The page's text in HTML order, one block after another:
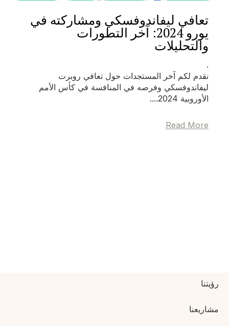
تعافي ليفاندوفسكي ومشاركته في
يورو 2024: آخر التطورات
والتحليلات
نقدم لكم آخر المستجدات حول تعافي روبرت
ليفاندوفسكي وفرصه في المنافسة في كأس الأمم
الأوروبية 2024....
Read More
رؤيتنا
مشاريعنا